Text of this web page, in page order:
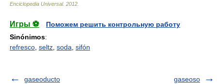
Enciclopedia Universal. 2012
Игры ⚽
Поможем решить контрольную работу
Sinónimos:
refresco seltz soda sifón
gaseoducto gaseoso